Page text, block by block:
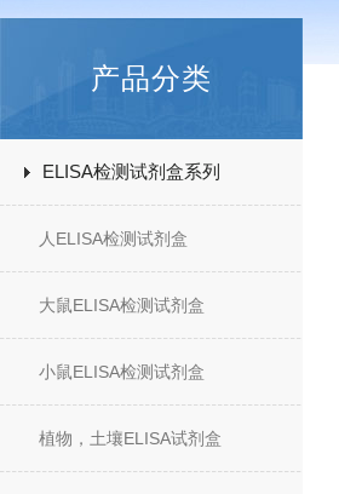
产品分类
ELISA检测试剂盒系列
人ELISA检测试剂盒
大鼠ELISA检测试剂盒
小鼠ELISA检测试剂盒
植物，土壤ELISA试剂盒